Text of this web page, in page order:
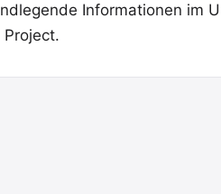
Informationen im